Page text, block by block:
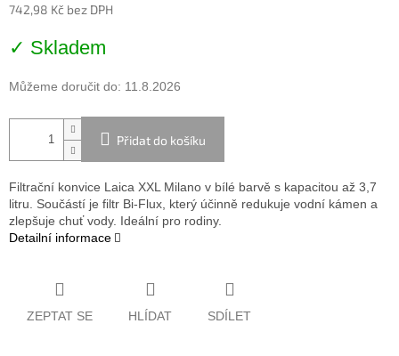
742,98 Kč bez DPH
cena:
✓ Skladem
Můžeme doručit do: 11.8.2026
Přidat do košíku
Filtrační konvice Laica XXL Milano v bílé barvě s kapacitou až 3,7
litru. Součástí je filtr Bi-Flux, který účinně redukuje vodní kámen a
zlepšuje chuť vody. Ideální pro rodiny.
Detailní informace
ZEPTAT SE HLÍDAT SDÍLET